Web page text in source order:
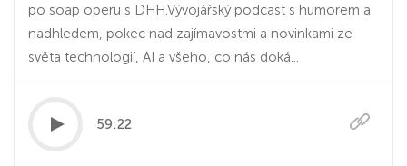
po soap operu s DHH.Vývojářský podcast s humorem a
nadhledem, pokec nad zajímavostmi a novinkami ze
světa technologií, AI a všeho, co nás doká...
59:22